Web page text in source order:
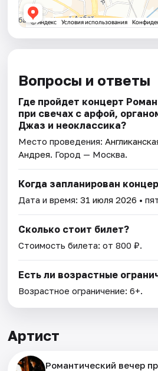
Вопросы и ответы
Где пройдет концерт
при свечах с арфой,
Джаз и неоклассика?
Место проведения:
Андрея. Город — Москва.
Когда запланирован
Дата и время:31 июля 2026 •
Сколько стоит билет?
Стоимость билета: от 800 ₽.
Есть ли возрастные
Возрастное ограничение: 6+.
Артист
Романтический вечер